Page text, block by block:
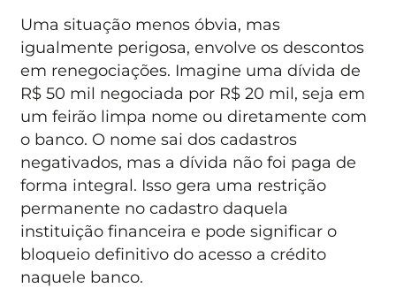
Uma situação menos óbvia, mas
igualmente perigosa, envolve os descontos
em renegociações. Imagine uma dívida de
R$ 50 mil negociada por R$ 20 mil, seja em
um feirão limpa nome ou diretamente com
o banco. O nome sai dos cadastros
negativados, mas a dívida não foi paga de
forma integral. Isso gera uma restrição
permanente no cadastro daquela
instituição financeira e pode significar o
bloqueio definitivo do acesso a crédito
naquele banco.